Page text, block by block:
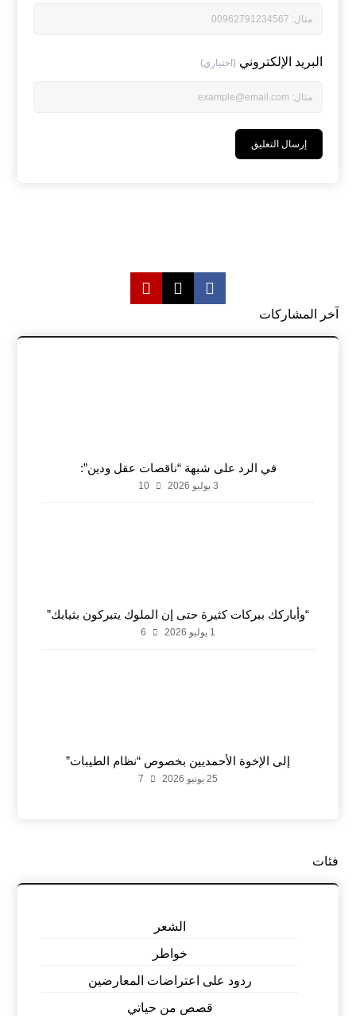
البريد الإلكتروني (اختياري)
آخر المشاركات
في الرد على شبهة “ناقصات عقل ودين”:
3 يوليو 2026 10
“وأباركك ببركات كثيرة حتى إن الملوك يتبركون بثيابك”
1 يوليو 2026 6
إلى الإخوة الأحمديين بخصوص “نظام الطيبات”
25 يونيو 2026 7
فئات
الشعر
خواطر
ردود على اعتراضات المعارضين
قصص من حياتي